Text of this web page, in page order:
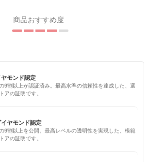
商品おすすめ度
モンド認定
9割以上が認証済み。最高水準の信頼性を達成した、選
アの証明です。
ヤモンド認定
9割以上を公開。最高レベルの透明性を実現した、模範
アの証明です。